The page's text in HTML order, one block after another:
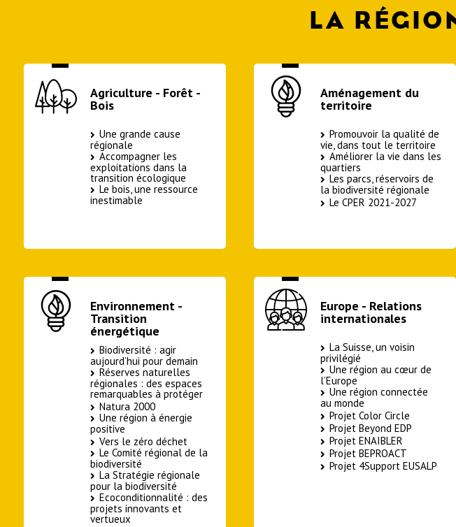
LA
Agriculture - Forêt -
Bois
Une grande cause
régionale
Accompagner les
exploitations dans la
transition écologique
Le bois, une ressource
inestimable
Aménagement du
territoire
Promouvoir la qualité de
vie, dans tout le territoire
Améliorer la vie dans les
quartiers
Les parcs, réservoirs de
la biodiversité régionale
Le CPER 2021-2027
Environnement -
Transition
énergétique
Biodiversité : agir
aujourd’hui pour demain
Réserves naturelles
régionales : des espaces
remarquables à protéger
Natura 2000
Une région à énergie
positive
Vers le zéro déchet
Le Comité régional de la
biodiversité
La Stratégie régionale
pour la biodiversité
Ecoconditionnalité : des
projets innovants et
vertueux
Europe - Relations
internationales
La Suisse, un voisin
privilégié
Une région au cœur de
l’Europe
Une région connectée
au monde
Projet Color Circle
Projet Beyond EDP
Projet ENAIBLER
Projet BEPROACT
Projet 4Support EUSALP